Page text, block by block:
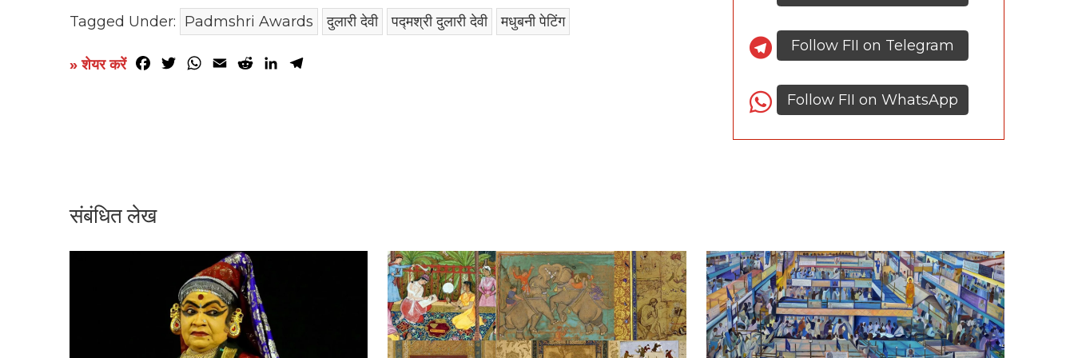
Tagged Under: Padmshri Awards दुलारी देवी पद्मश्री दुलारी देवी मधुबनी पेटिंग
» शेयर करें Facebook
TwitterWhatsApp
Email RedditLinkedIn
Follow FII on Telegram
Follow FII on WhatsApp
संबंधित लेख